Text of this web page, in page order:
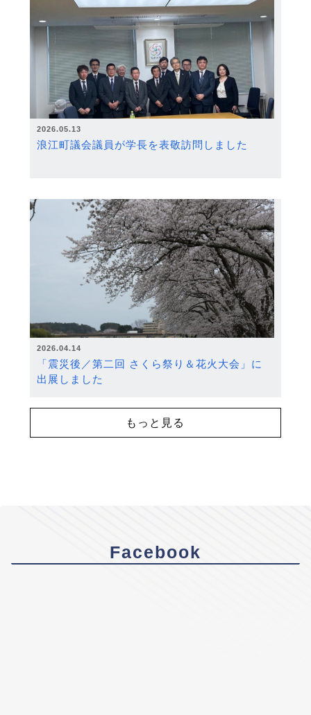
2026.05.13
浪江町議会議員が学長を表敬訪問しました
2026.04.14
「震災後／第二回 さくら祭り＆花火大会」に
出展しました
もっと見る
Facebook